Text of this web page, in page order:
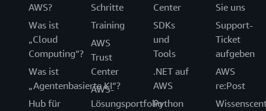
AWS?
Was ist
„Cloud
Computing“?
Was ist
„Agentenbasierte KI“?
Hub für
Schritte
Training
AWS
Trust
Center
AWS-
Lösungsportfolio
Center
SDKs
und
Tools
.NET auf
AWS
Python
Sie uns
Support-
Ticket
aufgeben
AWS
re:Post